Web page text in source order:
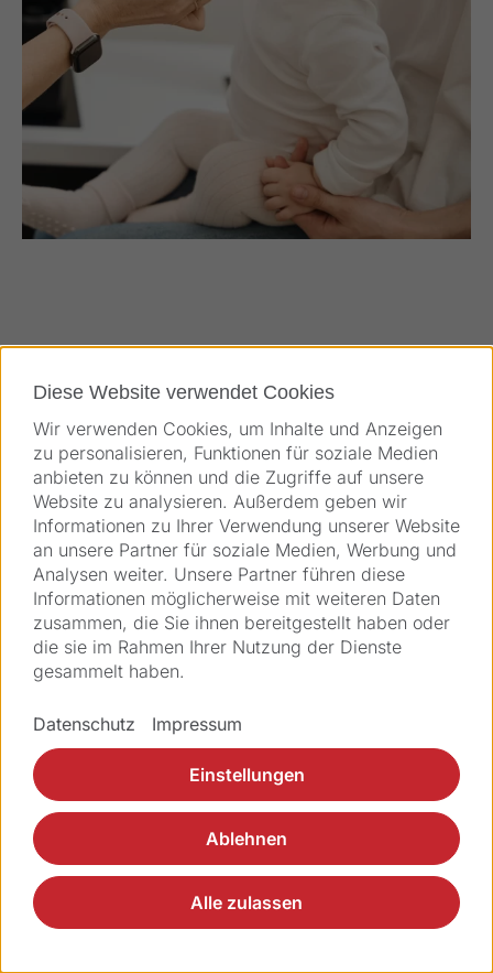
Mehr Applikationen
Refraktiv
CLEAR Supra
Z-LASIK
Intrastromale Taschen
Katarakt
Therapeutisch
Keratoplastiken
Diese Website verwendet Cookies
Wir verwenden Cookies, um Inhalte und Anzeigen
zu personalisieren, Funktionen für soziale Medien
anbieten zu können und die Zugriffe auf unsere
Website zu analysieren. Außerdem geben wir
Informationen zu Ihrer Verwendung unserer Website
an unsere Partner für soziale Medien, Werbung und
Analysen weiter. Unsere Partner führen diese
Informationen möglicherweise mit weiteren Daten
zusammen, die Sie ihnen bereitgestellt haben oder
die sie im Rahmen Ihrer Nutzung der Dienste
gesammelt haben.
Datenschutz Impressum
Einstellungen
Ablehnen
Alle zulassen